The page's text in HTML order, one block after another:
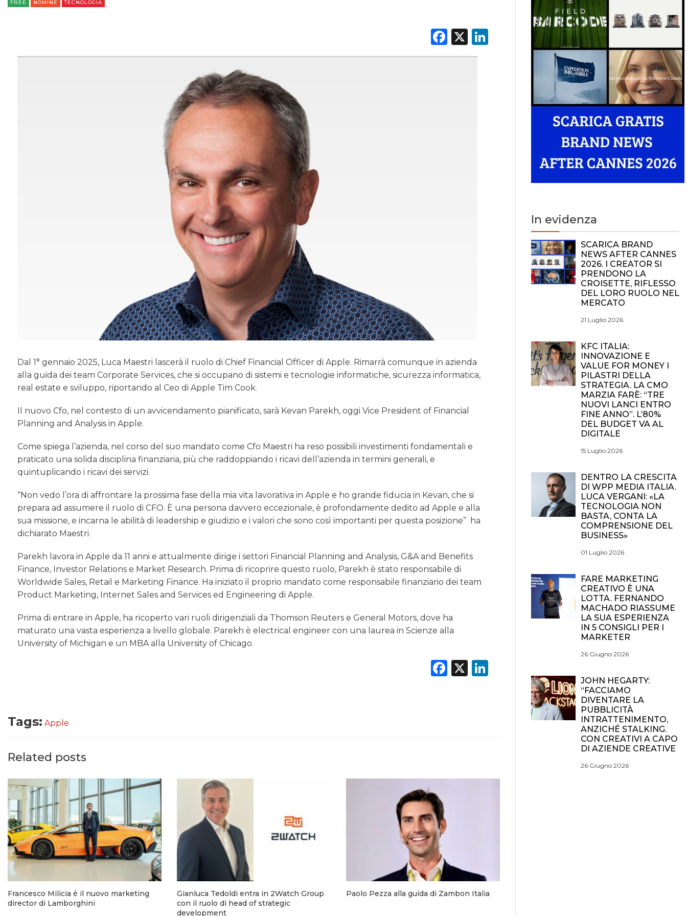
CASE HISTORY
OPINIONI
FREE NOMINE TECNOLOGIA
Facebook
X LinkedIn
Dal 1° gennaio 2025, Luca Maestri lascerà il ruolo di Chief Financial Officer di Apple. Rimarrà comunque in azienda
alla guida dei team Corporate Services, che si occupano di sistemi e tecnologie informatiche, sicurezza informatica,
real estate e sviluppo, riportando al Ceo di Apple Tim Cook.
Il nuovo Cfo, nel contesto di un avvicendamento pianificato, sarà Kevan Parekh, oggi Vice President of Financial
Planning and Analysis in Apple.
Come spiega l’azienda, nel corso del suo mandato come Cfo Maestri ha reso possibili investimenti fondamentali e
praticato una solida disciplina finanziaria, più che raddoppiando i ricavi dell’azienda in termini generali, e
quintuplicando i ricavi dei servizi.
“Non vedo l’ora di affrontare la prossima fase della mia vita lavorativa in Apple e ho grande fiducia in Kevan, che si
prepara ad assumere il ruolo di CFO. È una persona davvero eccezionale, è profondamente dedito ad Apple e alla
sua missione, e incarna le abilità di leadership e giudizio e i valori che sono così importanti per questa posizione”
ha
dichiarato Maestri.
Parekh lavora in Apple da 11 anni e attualmente dirige i settori Financial Planning and Analysis, G&A and Benefits
Finance, Investor Relations e Market Research. Prima di ricoprire questo ruolo, Parekh è stato responsabile di
Worldwide Sales, Retail e Marketing Finance. Ha iniziato il proprio mandato come responsabile finanziario dei team
Product Marketing, Internet Sales and Services ed Engineering di Apple.
Prima di entrare in Apple, ha ricoperto vari ruoli dirigenziali da Thomson Reuters e General Motors, dove ha
maturato una vasta esperienza a livello globale. Parekh è electrical engineer con una laurea in Scienze alla
University of Michigan e un MBA alla University of Chicago.
Facebook
X LinkedIn
Tags: Apple
Related posts
Francesco Milicia è il nuovo marketing
director di Lamborghini
Gianluca Tedoldi entra in 2Watch Group
con il ruolo di head of strategic
development
Paolo Pezza alla guida di Zambon Italia
In evidenza
SCARICA BRAND
NEWS AFTER CANNES
2026. I CREATOR SI
PRENDONO LA
CROISETTE, RIFLESSO
DEL LORO RUOLO NEL
MERCATO
21 Luglio 2026
KFC ITALIA:
INNOVAZIONE E
VALUE FOR MONEY I
PILASTRI DELLA
STRATEGIA. LA CMO
MARZIA FARÈ: “TRE
NUOVI LANCI ENTRO
FINE ANNO”. L’80%
DEL BUDGET VA AL
DIGITALE
15 Luglio 2026
DENTRO LA CRESCITA
DI WPP MEDIA ITALIA.
LUCA VERGANI: «LA
TECNOLOGIA NON
BASTA, CONTA LA
COMPRENSIONE DEL
BUSINESS»
01 Luglio 2026
FARE MARKETING
CREATIVO È UNA
LOTTA. FERNANDO
MACHADO RIASSUME
LA SUA ESPERIENZA
IN 5 CONSIGLI PER I
MARKETER
26 Giugno 2026
JOHN HEGARTY:
“FACCIAMO
DIVENTARE LA
PUBBLICITÀ
INTRATTENIMENTO,
ANZICHÉ STALKING.
CON CREATIVI A CAPO
DI AZIENDE CREATIVE
26 Giugno 2026